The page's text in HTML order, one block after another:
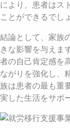
により、患者はス
ことができるでし
結論として、家族
きな影響を与えま
者の自己肯定感を
ながりを強化し、
族は患者の最も重
実した生活をサポ